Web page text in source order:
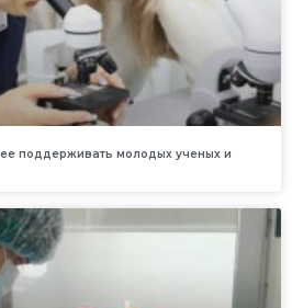
поддерживать молодых ученых и